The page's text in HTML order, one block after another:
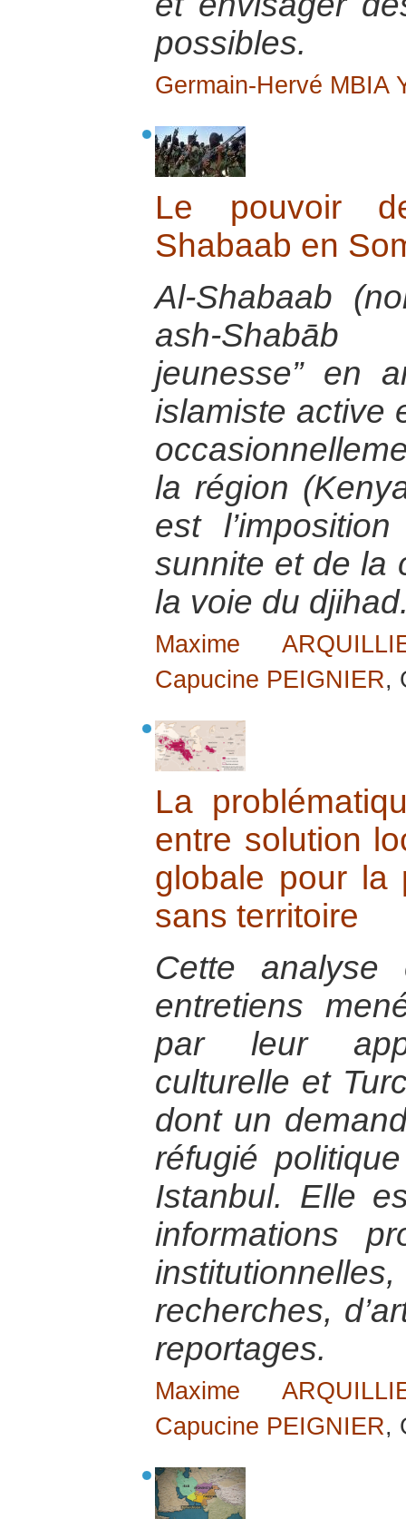
possibles.
Germain-Hervé MBIA
Le pouvoir
Shabaab en
Al-Shabaab
ash-
jeunesse” en
islamiste active
la région
est
sunnite et de la
la voie du
Maxime
Capucine PEIGNIER,
La
entre solution
globale pour la
sans territoire
Cette
entretiens
par leur
culturelle et
dont un
réfugié
Istanbul. Elle
informations
recherches,
reportages.
Maxime
Capucine PEIGNIER,